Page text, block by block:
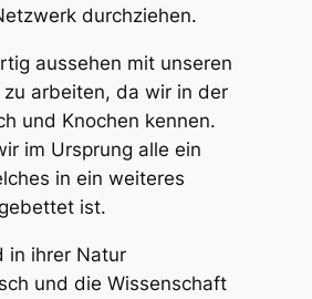
durchziehen.
aussehen mit unseren
zu arbeiten, da wir in der
und Knochen kennen.
im Ursprung alle ein
in ein weiteres
ist.
in ihrer Natur
und die Wissenschaft